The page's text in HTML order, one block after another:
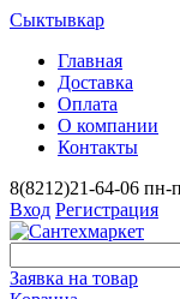
Сыктывкар
Главная
Доставка
Оплата
О компании
Контакты
8(8212)21-64-06 пн-
Вход Регистрация
Заявка на товар